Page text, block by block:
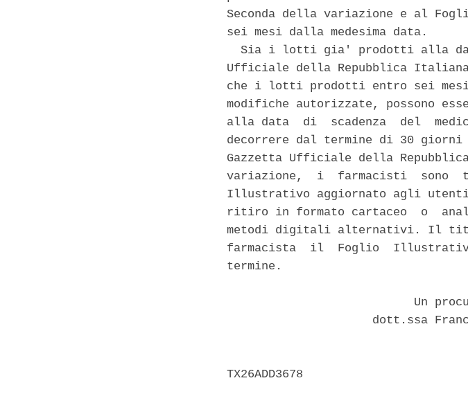
Seconda della variazione e al
sei mesi dalla medesima data.
Sia i lotti gia' prodotti alla
Ufficiale della Repubblica
che i lotti prodotti entro sei
modifiche autorizzate, possono
alla data  di  scadenza  del
decorrere dal termine di 30
Gazzetta Ufficiale della
variazione,  i  farmacisti  sono
Illustrativo aggiornato agli
ritiro in formato cartaceo  o
metodi digitali alternativi. Il
farmacista  il  Foglio
termine.
Un
dott.ssa